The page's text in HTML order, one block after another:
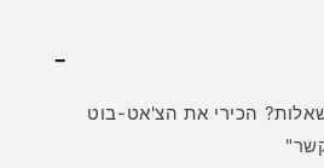
הכירי את הצ'אט-בוט
"